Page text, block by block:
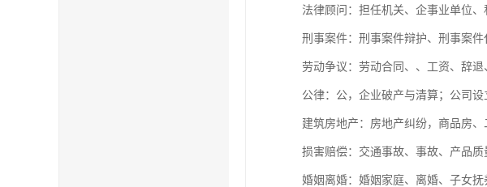
法律顾问：担任机关、企事业单位、
刑事案件：刑事案件辩护、刑事案
劳动争议：劳动合同、、工资、
公律：公，企业破产与清算；公
建筑房地产：房地产纠纷，商品房
损害赔偿：交通事故、事故、产
婚姻离婚：婚姻家庭、离婚、子